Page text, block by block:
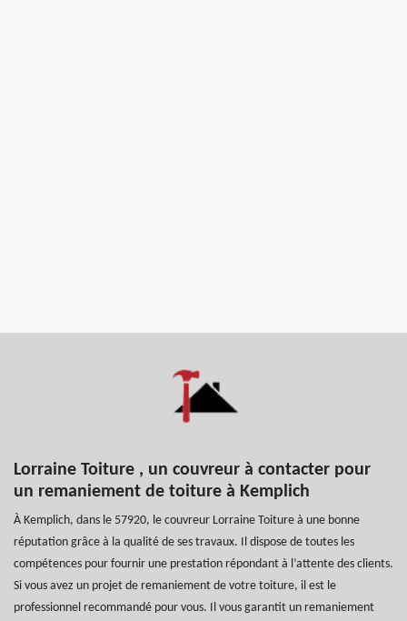
Lorraine Toiture , un couvreur à contacter pour
un remaniement de toiture à Kemplich
À Kemplich, dans le 57920, le couvreur Lorraine Toiture à une bonne
réputation grâce à la qualité de ses travaux. Il dispose de toutes les
compétences pour fournir une prestation répondant à l’attente des clients.
Si vous avez un projet de remaniement de votre toiture, il est le
professionnel recommandé pour vous. Il vous garantit un remaniement